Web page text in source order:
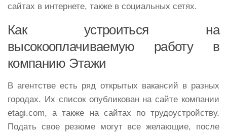
сайтах в интернете, также в социальных сетях.
Как устроиться на
высокооплачиваемую работу в
компанию Этажи
В агентстве есть ряд открытых вакансий в разных
городах. Их список опубликован на сайте компании
etagi.com, а также на сайтах по трудоустройству.
Подать свое резюме могут все желающие, после